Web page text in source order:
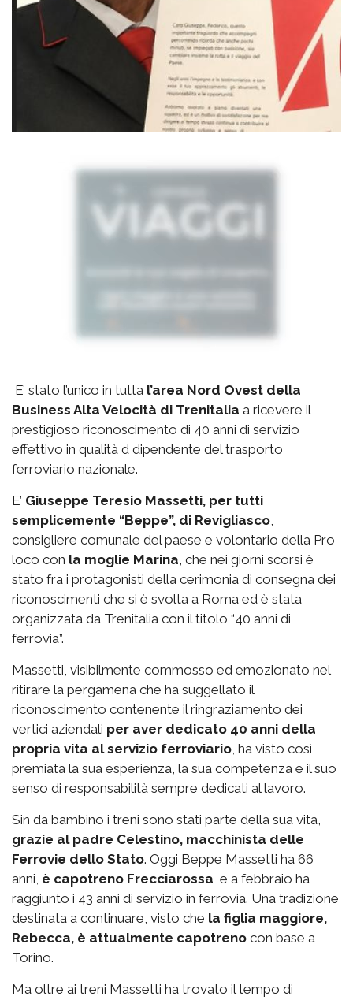
E’ stato l’unico in tutta l’area Nord Ovest della
Business Alta Velocità di Trenitalia a ricevere il
prestigioso riconoscimento di 40 anni di servizio
effettivo in qualità d dipendente del trasporto
ferroviario nazionale.
E’ Giuseppe Teresio Massetti, per tutti
semplicemente “Beppe”, di Revigliasco,
consigliere comunale del paese e volontario della Pro
loco con la moglie Marina, che nei giorni scorsi è
stato fra i protagonisti della cerimonia di consegna dei
riconoscimenti che si è svolta a Roma ed è stata
organizzata da Trenitalia con il titolo “40 anni di
ferrovia”.
Massetti, visibilmente commosso ed emozionato nel
ritirare la pergamena che ha suggellato il
riconoscimento contenente il ringraziamento dei
vertici aziendali per aver dedicato 40 anni della
propria vita al servizio ferroviario, ha visto così
premiata la sua esperienza, la sua competenza e il suo
senso di responsabilità sempre dedicati al lavoro.
Sin da bambino i treni sono stati parte della sua vita,
grazie al padre Celestino, macchinista delle
Ferrovie dello Stato. Oggi Beppe Massetti ha 66
anni, è capotreno Frecciarossa e a febbraio ha
raggiunto i 43 anni di servizio in ferrovia. Una tradizione
destinata a continuare, visto che la figlia maggiore,
Rebecca, è attualmente capotreno con base a
Torino.
Ma oltre ai treni Massetti ha trovato il tempo di